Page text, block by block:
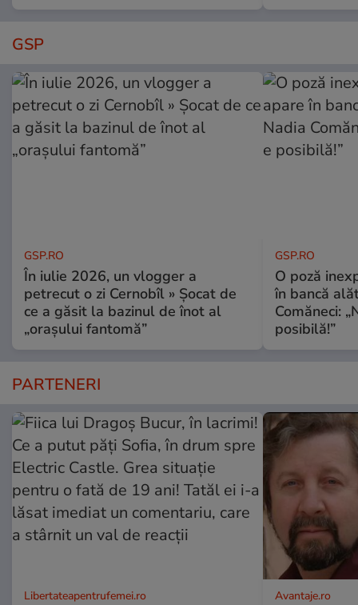
GSP
GSP.RO
În iulie 2026, un vlogger a
petrecut o zi Cernobîl » Șocat de
ce a găsit la bazinul de înot al
„orașului fantomă”
GSP.RO
O poză
în bancă
Comăneci:
posibilă!”
PARTENERI
Libertateapentrufemei.ro Avantaje.ro